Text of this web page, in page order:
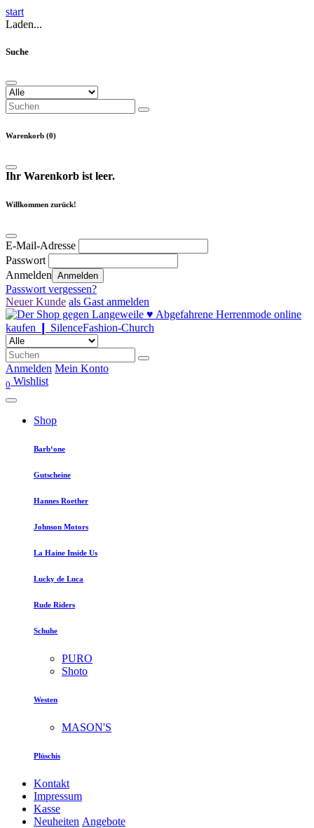
start
Laden...
Suche
Warenkorb (0)
Ihr Warenkorb ist leer.
Willkommen zurück!
E-Mail-Adresse
Passwort
Anmelden Anmelden
Passwort vergessen?
Neuer Kunde als Gast anmelden
Anmelden Mein Konto
0 Wishlist
Shop
Barb‘one
Gutscheine
Hannes Roether
Johnson Motors
La Haine Inside Us
Lucky de Luca
Rude Riders
Schuhe
PURO
Shoto
Westen
MASON'S
Plüschis
Kontakt
Impressum
Kasse
Neuheiten Angebote